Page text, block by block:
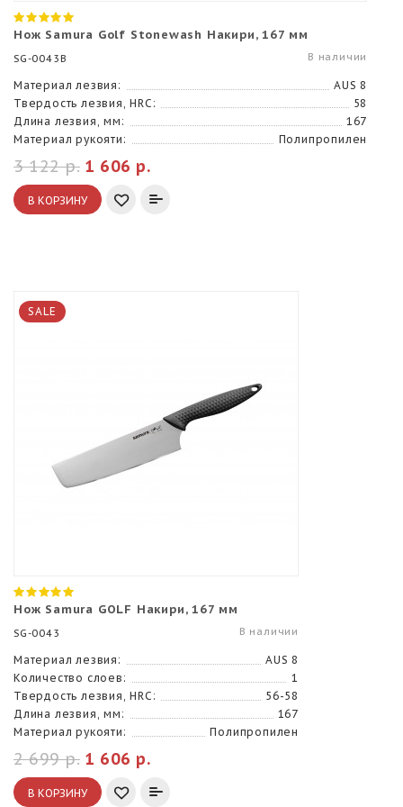
Нож Samura Golf Stonewash Накири, 167 мм
SG-0043B В наличии
Материал лезвия:
AUS 8
Твердость лезвия, HRC:
58
Длина лезвия, мм:
167
Материал рукояти:
Полипропилен
1 606 р.
3 122 р.
В КОРЗИНУ
SALE
Нож Samura GOLF Накири, 167 мм
SG-0043 В наличии
Материал лезвия:
AUS 8
Количество слоев:
1
Твердость лезвия, HRC:
56-58
Длина лезвия, мм:
167
Материал рукояти:
Полипропилен
1 606 р.
2 699 р.
В КОРЗИНУ